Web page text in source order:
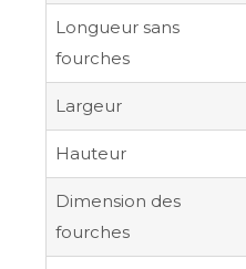
Longueur sans
fourches
Largeur
Hauteur
Dimension des
fourches